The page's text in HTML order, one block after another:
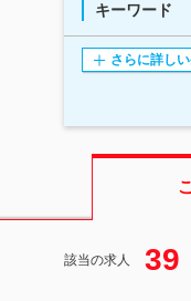
キーワード
さらに詳し
該当の求人 39